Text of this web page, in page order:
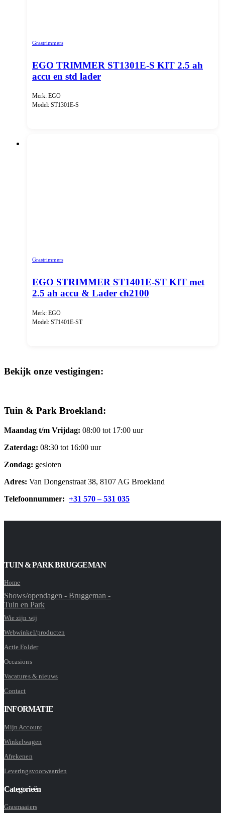
Grastrimmers
EGO TRIMMER ST1301E-S KIT 2.5 ah
accu en std lader
Merk: EGO
Model: ST1301E-S
Grastrimmers
EGO STRIMMER ST1401E-ST KIT met
2.5 ah accu & Lader ch2100
Merk: EGO
Model: ST1401E-ST
Bekijk onze vestigingen:
Tuin & Park Broekland:
Maandag t/m Vrijdag: 08:00 tot 17:00 uur
Zaterdag: 08:30 tot 16:00 uur
Zondag: gesloten
Adres: Van Dongenstraat 38, 8107 AG Broekland
Telefoonnummer: +31 570 – 531 035
TUIN & PARK BRUGGEMAN
Home
Shows/opendagen - Bruggeman -
Tuin en Park
Wie zijn wij
Webwinkel/producten
Actie Folder
Occasions
Vacatures & nieuws
Contact
INFORMATIE
Mijn Account
Winkelwagen
Afrekenen
Leveringsvoorwaarden
Categorieën
Grasmaaiers